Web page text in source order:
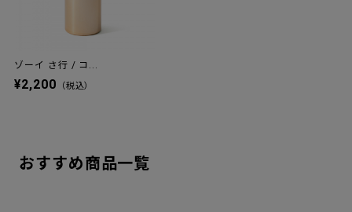
ゾーイ さ行 / コ...
¥2,200 （税込）
おすすめ商品一覧